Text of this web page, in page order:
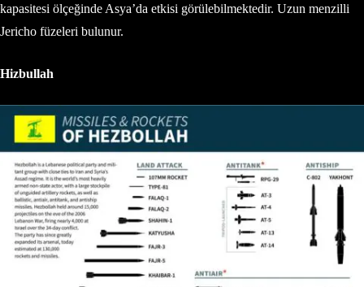
kapasitesi ölçeğinde Asya’da etkisi görülebilmektedir. Uzun menzilli
Jericho füzeleri bulunur.
Hizbullah